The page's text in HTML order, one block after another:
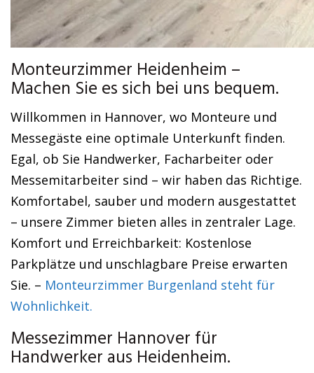
Monteurzimmer Heidenheim –
Machen Sie es sich bei uns bequem.
Willkommen in Hannover, wo Monteure und
Messegäste eine optimale Unterkunft finden.
Egal, ob Sie Handwerker, Facharbeiter oder
Messemitarbeiter sind – wir haben das Richtige.
Komfortabel, sauber und modern ausgestattet
– unsere Zimmer bieten alles in zentraler Lage.
Komfort und Erreichbarkeit: Kostenlose
Parkplätze und unschlagbare Preise erwarten
Sie. – Monteurzimmer Burgenland steht für
Wohnlichkeit.
Messezimmer Hannover für
Handwerker aus Heidenheim.